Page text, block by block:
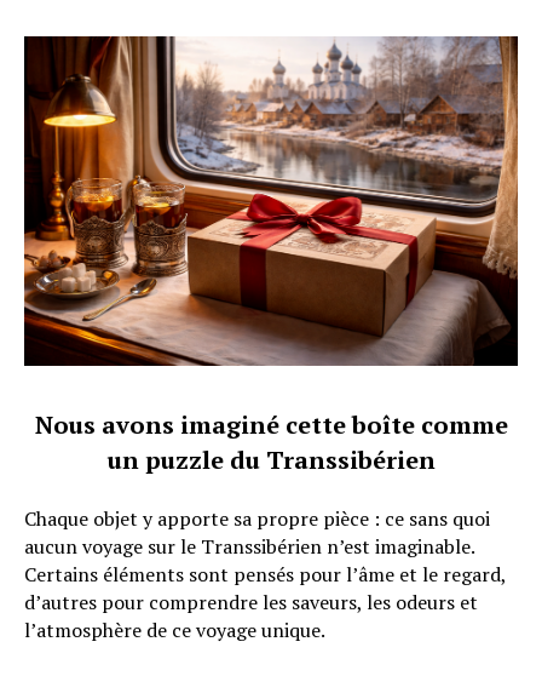
Nous avons imaginé cette boîte comme
un puzzle du Transsibérien
Chaque objet y apporte sa propre pièce : ce sans quoi
aucun voyage sur le Transsibérien n’est imaginable.
Certains éléments sont pensés pour l’âme et le regard,
d’autres pour comprendre les saveurs, les odeurs et
l’atmosphère de ce voyage unique.